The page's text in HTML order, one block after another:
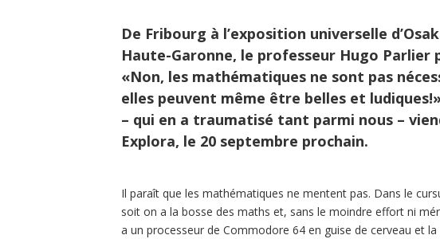
De Fribourg à l’exposition universelle
Haute-Garonne, le professeur Hugo Parlier
«Non, les mathématiques ne sont pas
elles peuvent même être belles et
– qui en a traumatisé tant parmi nous –
Explora, le 20 septembre prochain.
Il paraît que les mathématiques ne mentent pas. Dans le
soit on a la bosse des maths et, sans le moindre effort ni
a un processeur de Commodore 64 en guise de cerveau et